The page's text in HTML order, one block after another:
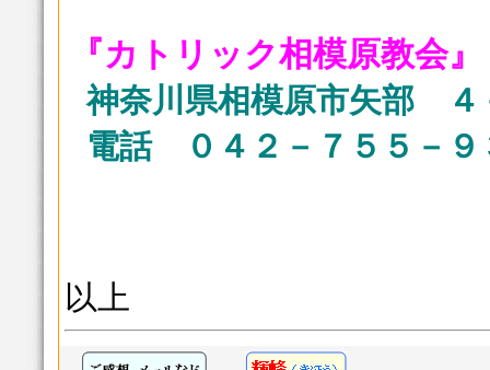
『カトリック相模原教会』
神奈川県相模原市矢部 ４
電話 ０４２－７５５－９
以上